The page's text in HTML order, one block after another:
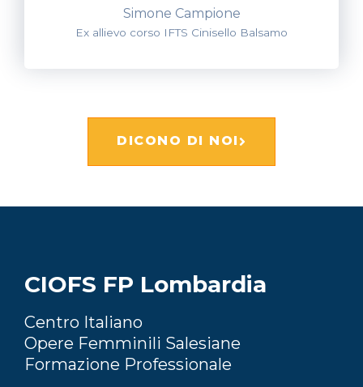
Simone Campione
Ex allievo corso IFTS Cinisello Balsamo
DICONO DI NOI
CIOFS FP Lombardia
Centro Italiano
Opere Femminili Salesiane
Formazione Professionale